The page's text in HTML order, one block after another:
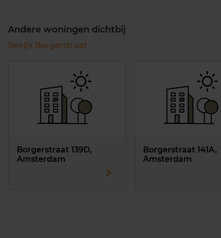
Andere woningen dichtbij
Bekijk Borgerstraat
Borgerstraat 139D,
Amsterdam
Borgerstraat 141A,
Amsterdam